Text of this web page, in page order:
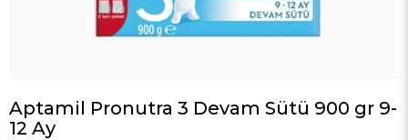
Aptamil Pronutra 3 Devam Sütü 900 gr 9-
12 Ay